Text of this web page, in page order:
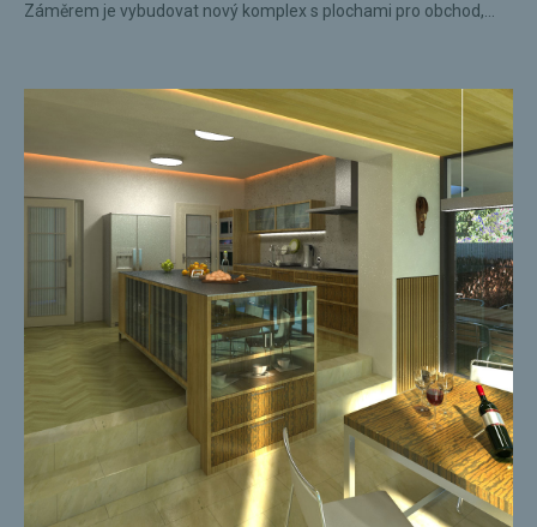
Záměrem je vybudovat nový komplex s plochami pro obchod,...